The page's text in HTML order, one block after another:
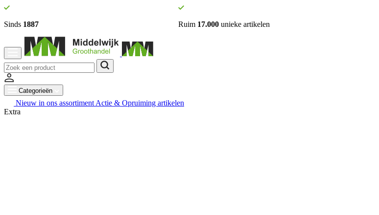
Sinds 1887 Ruim 17.000 unieke artikelen
Categorieën
Nieuw in ons assortiment Actie & Opruiming artikelen
Extra